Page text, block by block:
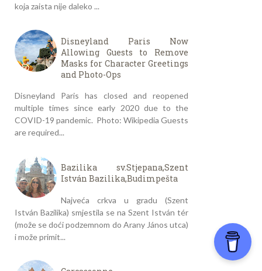
koja zaista nije daleko ...
Disneyland Paris Now
Allowing Guests to Remove
Masks for Character Greetings
and Photo-Ops
Disneyland Paris has closed and reopened
multiple times since early 2020 due to the
COVID-19 pandemic. Photo: Wikipedia Guests
are required...
Bazilika sv.Stjepana,Szent
István Bazilika,Budimpešta
Najveća crkva u gradu (Szent
István Bazilika) smjestila se na Szent István tér
(može se doći podzemnom do Arany János utca)
i može primit...